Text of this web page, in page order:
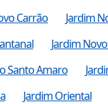
Carrão
Jardim
Jardim
Santo Amaro
Jardim Oriental